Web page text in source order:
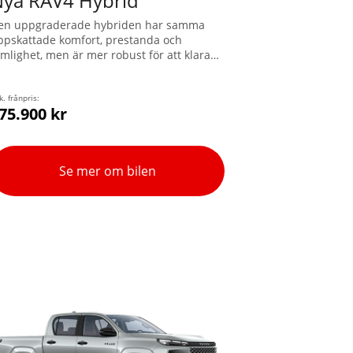
uppgraderade hybriden har samma
komfort, prestanda och
men är mer robust för att klara
upp till 2.000 kg.
frånpris:
kr
Se mer om bilen